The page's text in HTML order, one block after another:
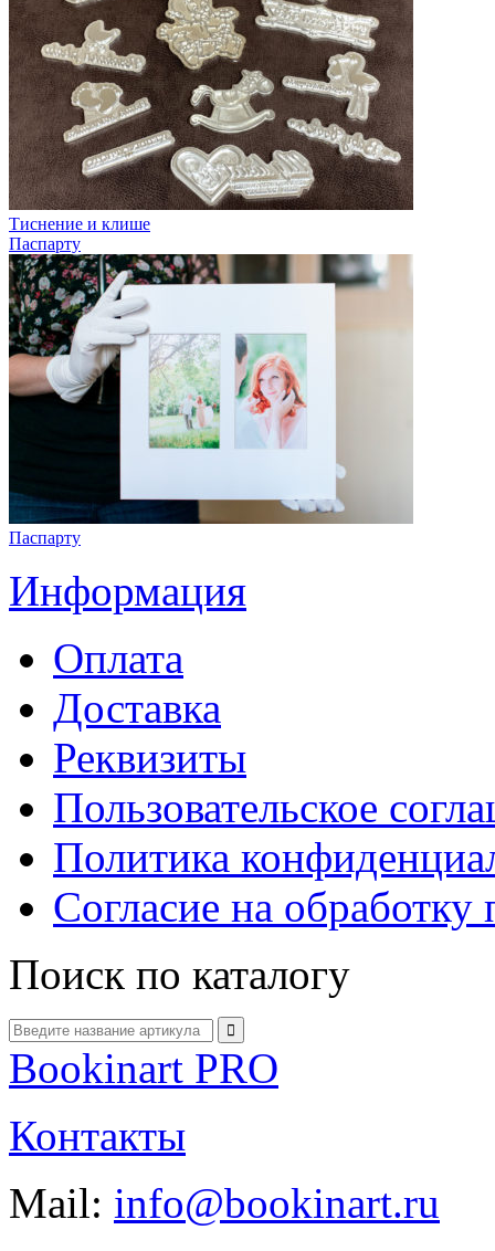
Тиснение и клише
Паспарту
Паспарту
Информация
Оплата
Доставка
Реквизиты
Пользовательское
Политика
Согласие на
Поиск по каталогу
Bookinart PRO
Контакты
Mail: info@bookinart.ru